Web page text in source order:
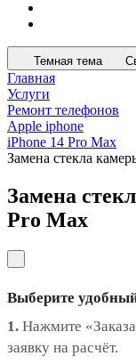
Темная тема
Главная
Услуги
Ремонт телефонов
Apple iphone
iPhone 14 Pro Max
Замена стекла
Замена
Pro Max
Выберите
1. Нажмите
заявку на расчёт.